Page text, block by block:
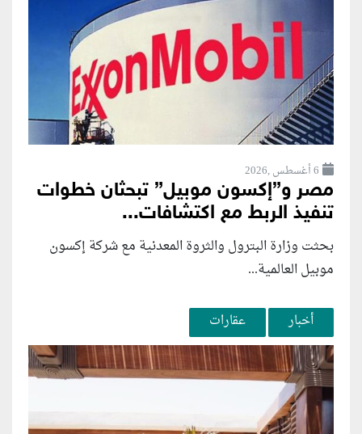
6 أغسطس ,2026
مصر و”إكسون موبيل” تبحثان خطوات
تنفيذ الربط مع اكتشافات...
بحثت وزارة البترول والثروة المعدنية مع شركة إكسون
موبيل العالمية...
أخبار عقارات